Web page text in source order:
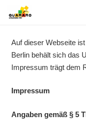
Auf dieser Webseite
Berlin behält sich das
Impressum trägt dem
Impressum
Angaben gemäß § 5